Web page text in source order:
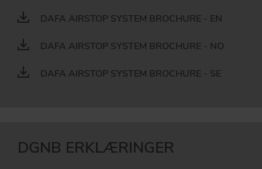
DAFA AIRSTOP SYSTEM BROCHURE - EN
DAFA AIRSTOP SYSTEM BROCHURE - NO
DAFA AIRSTOP SYSTEM BROCHURE - SE
DGNB ERKLÆRINGER